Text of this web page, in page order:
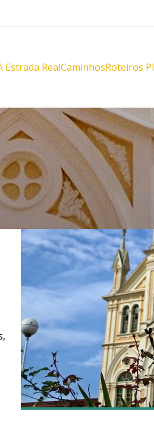
Estrada RealCaminhos
Velho
Sabarabuçu
Roteiros
Velho